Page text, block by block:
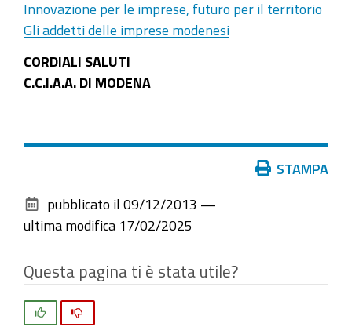
Innovazione per le imprese, futuro per il territorio
Gli addetti delle imprese modenesi
CORDIALI SALUTI
C.C.I.A.A. DI MODENA
documento
STAMPA
pubblicato il 09/12/2013 —
ultima modifica 17/02/2025
Questa pagina ti è stata utile?